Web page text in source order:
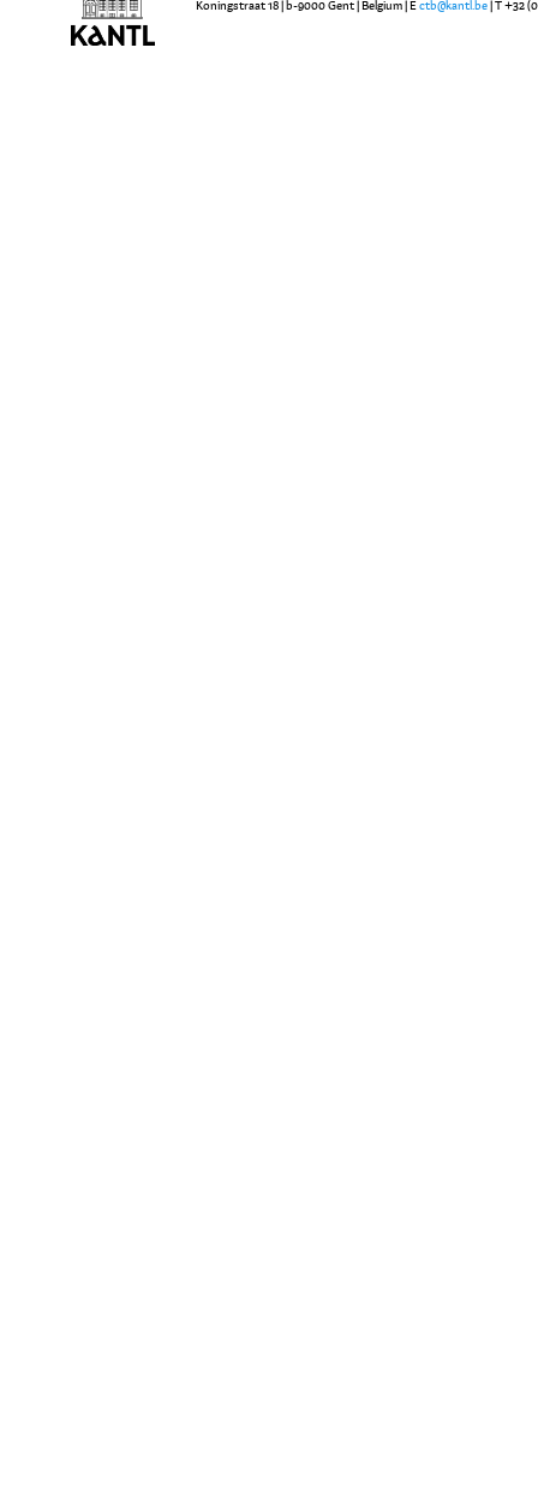
Koningstraat 18 | b-9000 Gent | Belgium | E ctb@kantl.be | T +32